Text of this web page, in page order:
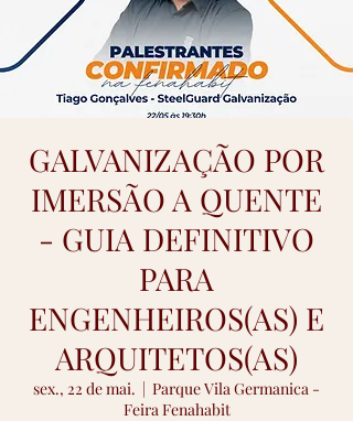
GALVANIZAÇÃO POR
IMERSÃO A QUENTE
- GUIA DEFINITIVO
PARA
ENGENHEIROS(AS) E
ARQUITETOS(AS)
sex., 22 de mai.
  |
Parque Vila Germanica -
Feira Fenahabit